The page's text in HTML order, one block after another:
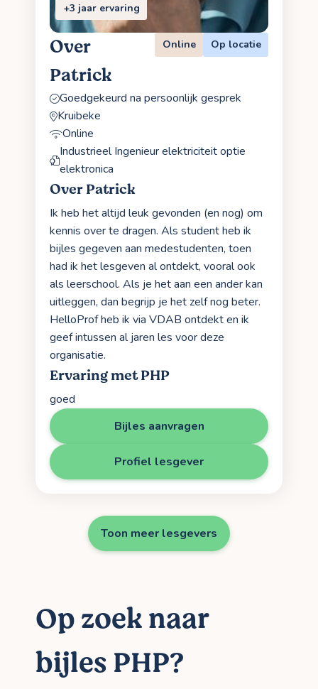
+3 jaar ervaring
Over
Patrick
Online Op locatie
Goedgekeurd na persoonlijk gesprek
Kruibeke
Online
Industrieel Ingenieur elektriciteit optie
elektronica
Over Patrick
Ik heb het altijd leuk gevonden (en nog) om
kennis over te dragen. Als student heb ik
bijles gegeven aan medestudenten, toen
had ik het lesgeven al ontdekt, vooral ook
als leerschool. Als je het aan een ander kan
uitleggen, dan begrijp je het zelf nog beter.
HelloProf heb ik via VDAB ontdekt en ik
geef intussen al jaren les voor deze
organisatie.
Ervaring met PHP
goed
Bijles aanvragen
Profiel lesgever
Toon meer lesgevers
Op zoek naar
bijles PHP?